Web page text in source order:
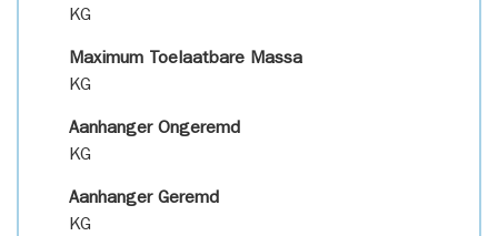
KG
Maximum Toelaatbare Massa
KG
Aanhanger Ongeremd
KG
Aanhanger Geremd
KG